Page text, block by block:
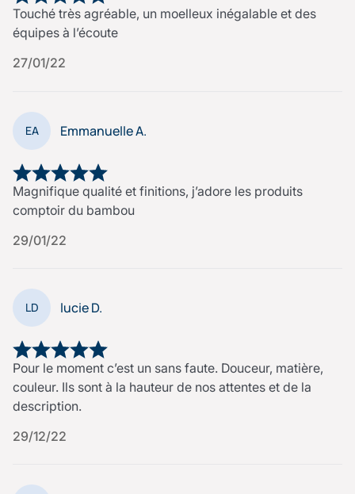
Touché très agréable, un moelleux inégalable et des
équipes à l’écoute
27/01/22
EA Emmanuelle A.
Magnifique qualité et finitions, j’adore les produits
comptoir du bambou
29/01/22
LD lucie D.
Pour le moment c’est un sans faute. Douceur, matière,
couleur. Ils sont à la hauteur de nos attentes et de la
description.
29/12/22